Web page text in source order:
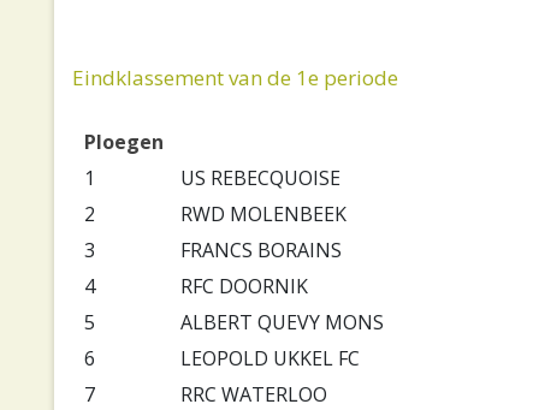
Eindklassement van de 1e periode
Ploegen
1
US REBECQUOISE
2
RWD MOLENBEEK
3
FRANCS BORAINS
4
RFC DOORNIK
5
ALBERT QUEVY MONS
6
LEOPOLD UKKEL FC
7
RRC WATERLOO